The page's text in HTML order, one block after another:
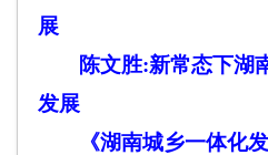
展
陈文胜:新常态下湖
发展
《湖南城乡一体化